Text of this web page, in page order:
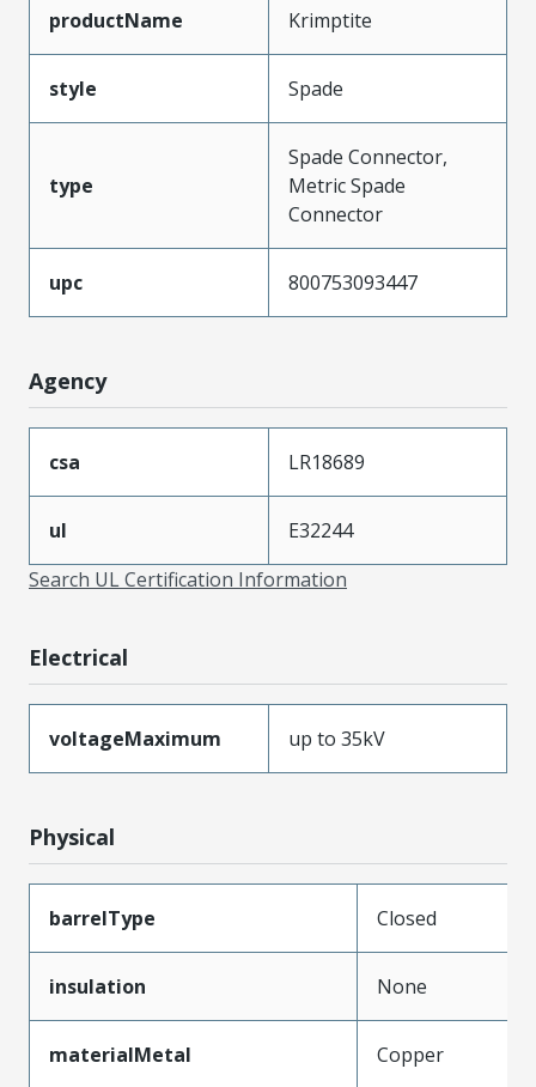
productName Krimptite
style Spade
type
Spade Connector,
Metric Spade
Connector
upc 800753093447
Agency
csa LR18689
ul
E32244
Search UL Certification Information
Electrical
voltageMaximum up to 35kV
Physical
barrelType Closed
insulation None
materialMetal Copper